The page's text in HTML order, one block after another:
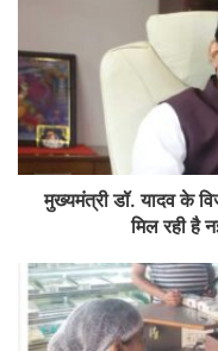
मुख्यमंत्री डॉ. यादव के
मिल रही है